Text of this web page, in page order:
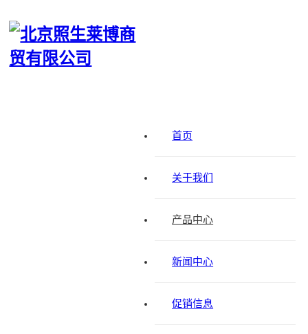
首页
关于我们
产品中心
新闻中心
促销信息
Expression